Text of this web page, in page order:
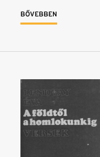
BŐVEBBEN